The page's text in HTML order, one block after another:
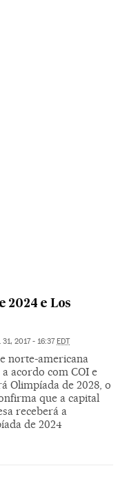
2024 e Los
31, 2017 - 16:37EDT
norte-americana
a acordo com COI e
Olimpíada de 2028, o
que a capital
receberá a
de 2024